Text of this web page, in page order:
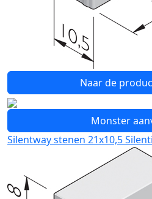
Naar de
Monster
Silentway stenen 21x10,5